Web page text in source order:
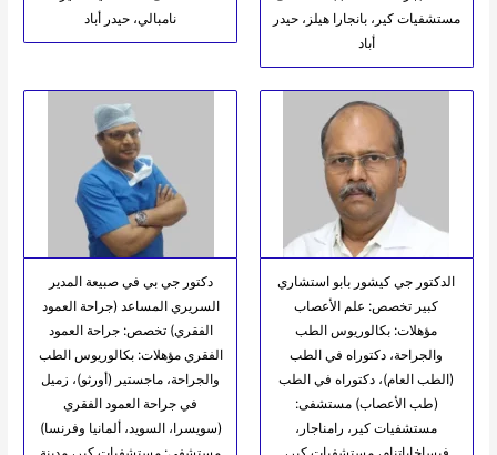
مستشفيات كير، بانجارا هيلز، حيدر
أباد
نامبالي، حيدر أباد
الدكتور جي كيشور بابو استشاري
كبير تخصص: علم الأعصاب
مؤهلات: بكالوريوس الطب
والجراحة، دكتوراه في الطب
(الطب العام)، دكتوراه في الطب
(طب الأعصاب) مستشفى:
مستشفيات كير، رامناجار،
دكتور جي بي في صبيعة المدير
السريري المساعد (جراحة العمود
الفقري) تخصص: جراحة العمود
الفقري مؤهلات: بكالوريوس الطب
والجراحة، ماجستير (أورثو)، زميل
في جراحة العمود الفقري
(سويسرا، السويد، ألمانيا وفرنسا)